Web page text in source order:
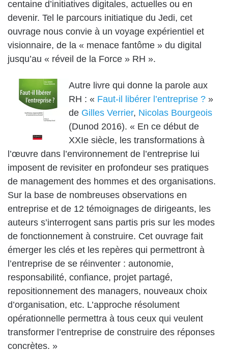
centaine d’initiatives digitales, actuelles ou en
devenir. Tel le parcours initiatique du Jedi, cet
ouvrage nous convie à un voyage expérientiel et
visionnaire, de la « menace fantôme » du digital
jusqu’au « réveil de la Force » RH ».
Autre livre qui donne la parole aux
RH : « Faut-il libérer l’entreprise ? »
de Gilles Verrier, Nicolas Bourgeois
(Dunod 2016). « En ce début de
XXIe siècle, les transformations à
l’œuvre dans l’environnement de l’entreprise lui
imposent de revisiter en profondeur ses pratiques
de management des hommes et des organisations.
Sur la base de nombreuses observations en
entreprise et de 12 témoignages de dirigeants, les
auteurs s’interrogent sans partis pris sur les modes
de fonctionnement à construire. Cet ouvrage fait
émerger les clés et les repères qui permettront à
l’entreprise de se réinventer : autonomie,
responsabilité, confiance, projet partagé,
repositionnement des managers, nouveaux choix
d’organisation, etc. L’approche résolument
opérationnelle permettra à tous ceux qui veulent
transformer l’entreprise de construire des réponses
concrètes. »